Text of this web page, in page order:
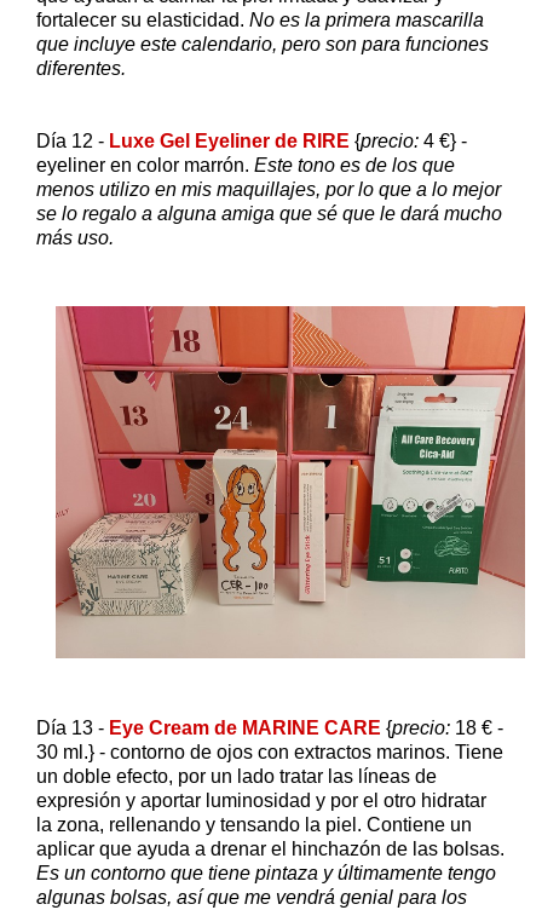
fortalecer su elasticidad. No es la primera mascarilla
que incluye este calendario, pero son para funciones
diferentes.
Día 12 - Luxe Gel Eyeliner de RIRE {precio: 4 €} -
eyeliner en color marrón. Este tono es de los que
menos utilizo en mis maquillajes, por lo que a lo mejor
se lo regalo a alguna amiga que sé que le dará mucho
más uso.
Día 13 - Eye Cream de MARINE CARE {precio: 18 € -
30 ml.} - contorno de ojos con extractos marinos. Tiene
un doble efecto, por un lado tratar las líneas de
expresión y aportar luminosidad y por el otro hidratar
la zona, rellenando y tensando la piel. Contiene un
aplicar que ayuda a drenar el hinchazón de las bolsas.
Es un contorno que tiene pintaza y últimamente tengo
algunas bolsas, así que me vendrá genial para los